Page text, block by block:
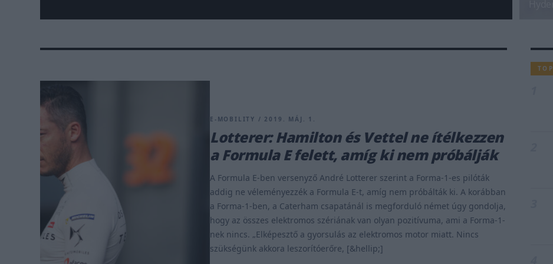
E-MOBILITY / 2019. MÁJ. 1.
Lotterer: Hamilton és Vettel ne ítélkezzen
a Formula E felett, amíg ki nem próbálják
A Formula E-ben versenyző André Lotterer szerint a Forma-1-es pilóták
addig ne véleményezzék a Formula E-t, amíg nem próbálták ki. A korábban
a Forma-1-ben, a Caterham csapatánál is megforduló német úgy gondolja,
hogy az összes elektromos szériának van olyan pozitívuma, ami a Forma-1-
nek nincs. „Elképesztő a gyorsulás az elektromos motor miatt. Nincs
szükségünk akkora leszorítóerőre, [&hellip;]